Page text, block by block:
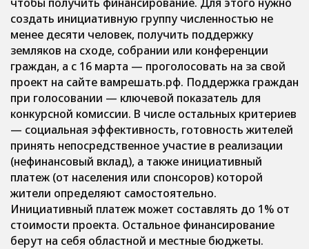
создать инициативную группу численностью не
менее десяти человек, получить поддержку
земляков на сходе, собрании или конференции
граждан, а с 16 марта — проголосовать на за свой
проект на сайте вамрешать.рф. Поддержка граждан
при голосовании — ключевой показатель для
конкурсной комиссии. В числе остальных критериев
— социальная эффективность, готовность жителей
принять непосредственное участие в реализации
(нефинансовый вклад), а также инициативный
платеж (от населения или спонсоров) которой
жители определяют самостоятельно.
Инициативный платеж может составлять до 1% от
стоимости проекта. Остальное финансирование
берут на себя областной и местные бюджеты.